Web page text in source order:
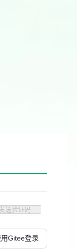
送验证码
Gitee登录